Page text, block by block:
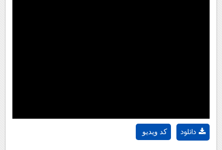
کد ویدیو دانلود